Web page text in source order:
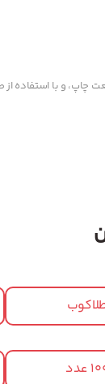
و با استفاده از
عدد